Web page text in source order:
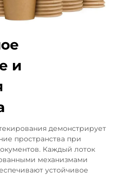
и
демонстрирует
пространства при
Каждый лоток
механизмами
устойчивое